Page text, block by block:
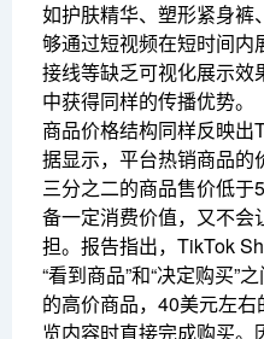
如护肤精华、塑形紧身裤
够通过短视频在短时间
接线等缺乏可视化展示效
中获得同样的传播优势。
商品价格结构同样反映
据显示，平台热销商品的
三分之二的商品售价低
备一定消费价值，又不会
担。报告指出，TikTok
“看到商品”和“决定购买”
的高价商品，40美元左
览内容时直接完成购买。